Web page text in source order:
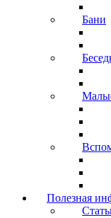
Бани
Полезная